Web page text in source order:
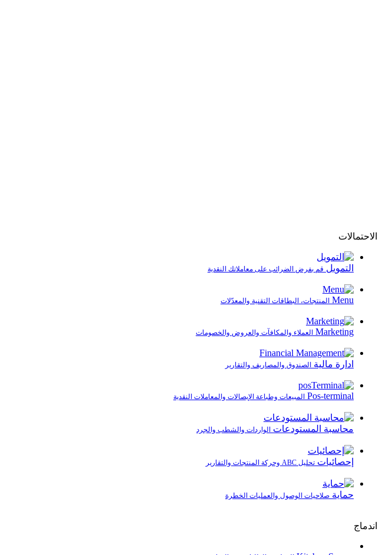
الاحتمالات
التمويل قم بفرض الضرائب على معاملاتك النقدية
Menu المنتجات، البطاقات التقنية والمعدّلات
Marketing العملاء والمكافآت والعروض والخصومات
ادارة مالية الصندوق والمصاريف والتقارير
Pos-terminal المبيعات وطباعة الإيصالات والمعاملات النقدية
محاسبة المستودعات الواردات والشطب والجرد
إحصائيات تحليل ABC وحركة المنتجات والتقارير
حماية صلاحيات الوصول والعمليات الخطرة
اندماج